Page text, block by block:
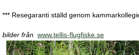
*** Resegaranti ställd genom
bilder från www.tellis-flugfiske.se